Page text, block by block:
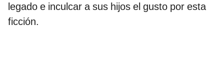
legado e inculcar a sus hijos el gusto por esta
ficción.